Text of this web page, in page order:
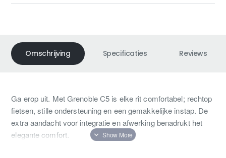
Omschrijving Specificaties Reviews
Ga erop uit. Met Grenoble C5 is elke rit comfortabel; rechtop
fietsen, stille ondersteuning en een gemakkelijke instap. De
extra aandacht voor integratie en afwerking benadrukt het
elegante comfort.